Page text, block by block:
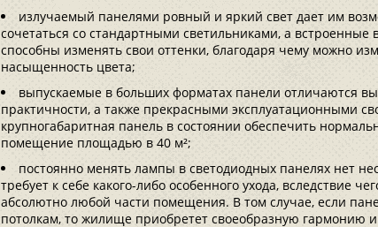
излучаемый панелями ровный и яркий свет дает им
сочетаться со стандартными светильниками, а встроенные
способны изменять свои оттенки, благодаря чему можно
насыщенность цвета;
выпускаемые в больших форматах панели отличаются
практичности, а также прекрасными эксплуатационными
крупногабаритная панель в состоянии обеспечить
помещение площадью в 40 м²;
постоянно менять лампы в светодиодных панелях нет
требует к себе какого-либо особенного ухода, вследствие
абсолютно любой части помещения. В том случае, если
потолкам, то жилище приобретет своеобразную гармонию